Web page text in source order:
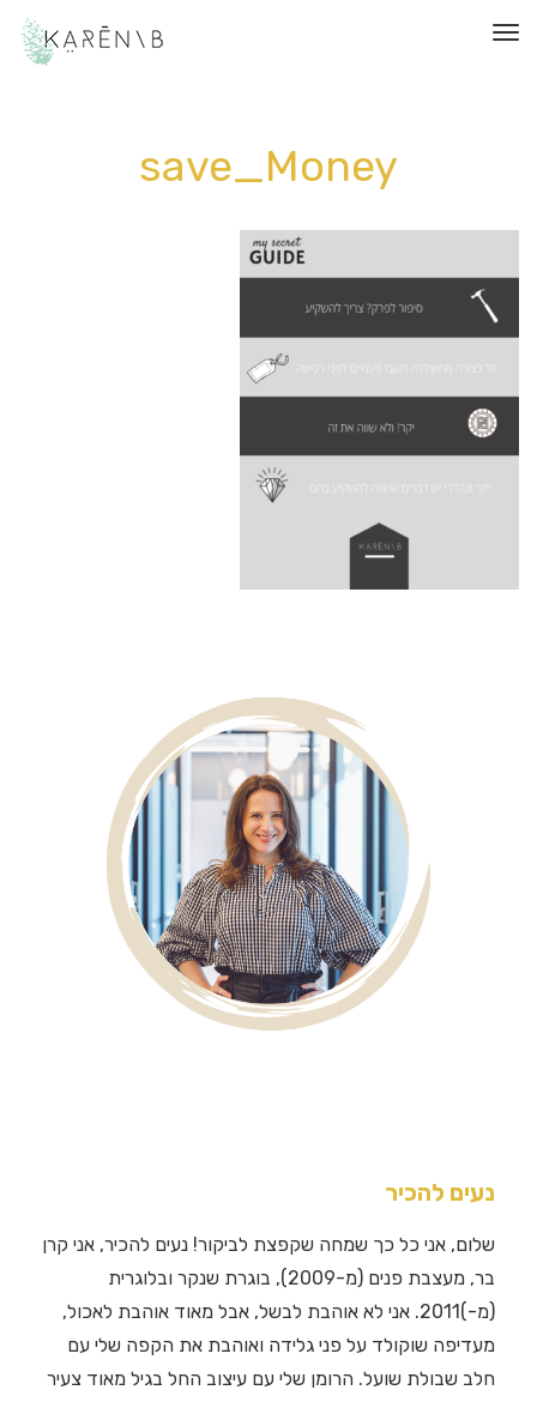
תפריט
save_Money
נעים להכיר
שלום, אני כל כך שמחה שקפצת לביקור! נעים להכיר, אני קרן
בר, מעצבת פנים (מ-2009), בוגרת שנקר ובלוגרית
(מ-)2011. אני לא אוהבת לבשל, אבל מאוד אוהבת לאכול,
מעדיפה שוקולד על פני גלידה ואוהבת את הקפה שלי עם
חלב שבולת שועל. הרומן שלי עם עיצוב החל בגיל מאוד צעיר